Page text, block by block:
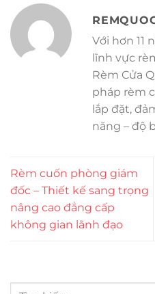
Với hơn 11
lĩnh vực
Rèm Cửa
pháp rèm
lắp đặt,
năng – độ
Rèm cuốn phòng giám
đốc – Thiết kế sang trọng
nâng cao đẳng cấp
không gian lãnh đạo